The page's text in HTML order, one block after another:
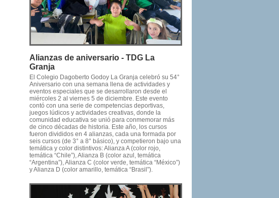
Alianzas de aniversario - TDG La
Granja
El Colegio Dagoberto Godoy La Granja celebró su 54°
Aniversario con una semana llena de actividades y
eventos especiales que se desarrollaron desde el
miércoles 2 al viernes 5 de diciembre. Este evento
contó con una serie de competencias deportivas,
juegos lúdicos y actividades creativas, donde la
comunidad educativa se unió para conmemorar más
de cinco décadas de historia. Este año, los cursos
fueron divididos en 4 alianzas, cada una formada por
seis cursos (de 3° a 8° básico), y competieron bajo una
temática y color distintivos: Alianza A (color rojo,
temática “Chile”), Alianza B (color azul, temática
“Argentina”), Alianza C (color verde, temática “México”)
y Alianza D (color amarillo, temática “Brasil”).